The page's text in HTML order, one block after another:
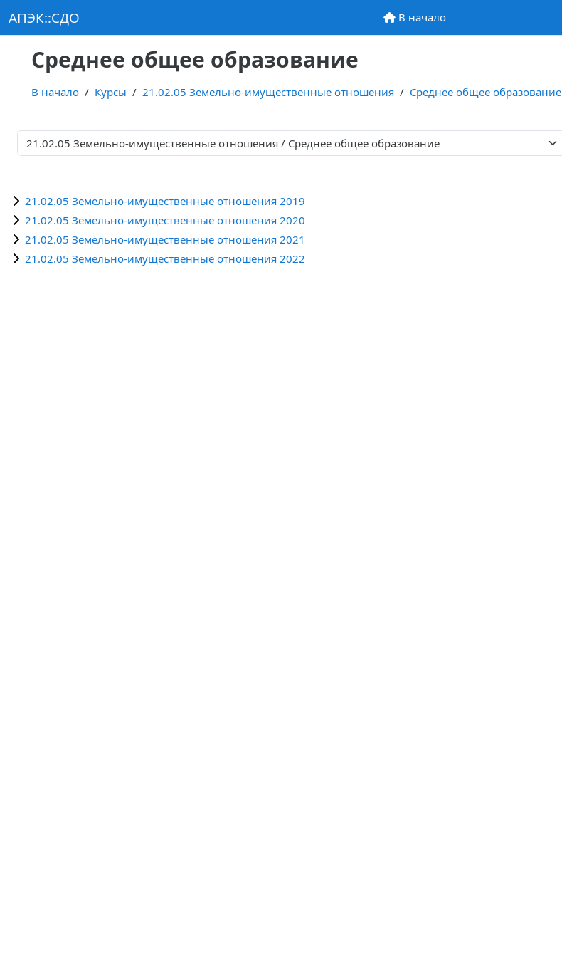
АПЭК::СДО В начало
В начало
Среднее общее образование
В начало Курсы 21.02.05 Земельно-имущественные отношения Среднее общее образование
Категории курсов
21.02.05 Земельно-имущественные отношения 2019
21.02.05 Земельно-имущественные отношения 2020
21.02.05 Земельно-имущественные отношения 2021
21.02.05 Земельно-имущественные отношения 2022